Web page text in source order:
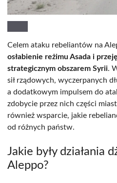
Celem ataku rebeliantów na
osłabienie reżimu Asada i
strategicznym obszarem Syrii.
sił rządowych, wyczerpanych
a dodatkowym impulsem do
zdobycie przez nich części
również wsparcie, jakie
od różnych państw.
Jakie były działania
Aleppo?